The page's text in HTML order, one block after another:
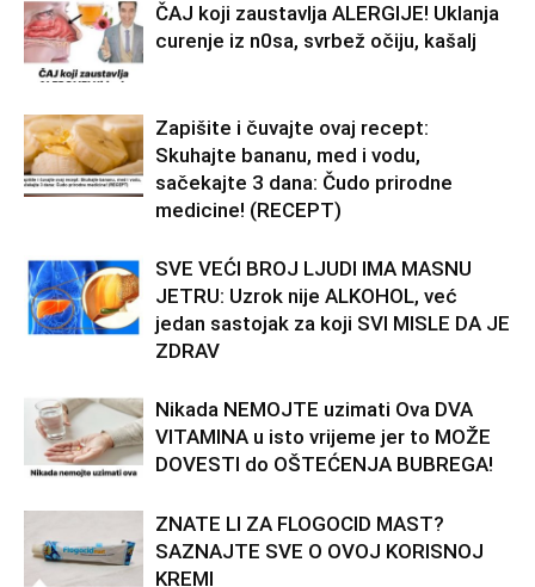
ČAJ koji zaustavlja ALERGIJE! Uklanja
curenje iz n0sa, svrbež očiju, kašalj
Zapišite i čuvajte ovaj recept:
Skuhajte bananu, med i vodu,
sačekajte 3 dana: Čudo prirodne
medicine! (RECEPT)
SVE VEĆI BROJ LJUDI IMA MASNU
JETRU: Uzrok nije ALKOHOL, već
jedan sastojak za koji SVI MISLE DA JE
ZDRAV
Nikada NEMOJTE uzimati Ova DVA
VITAMINA u isto vrijeme jer to MOŽE
DOVESTI do OŠTEĆENJA BUBREGA!
ZNATE LI ZA FLOGOCID MAST?
SAZNAJTE SVE O OVOJ KORISNOJ
KREMI